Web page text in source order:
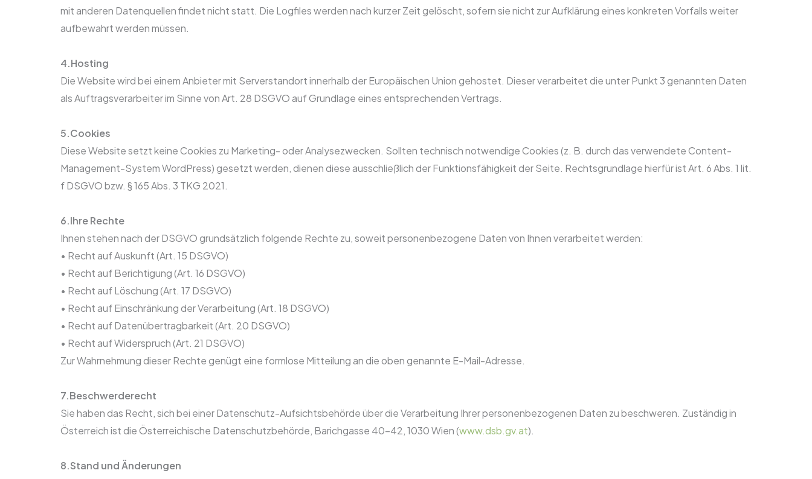
mit anderen Datenquellen findet nicht statt. Die Logfiles werden nach kurzer Zeit gelöscht, sofern sie nicht zur Aufklärung eines konkreten Vorfalls weiter
aufbewahrt werden müssen.
4.Hosting
Die Website wird bei einem Anbieter mit Serverstandort innerhalb der Europäischen Union gehostet. Dieser verarbeitet die unter Punkt 3 genannten Daten
als Auftragsverarbeiter im Sinne von Art. 28 DSGVO auf Grundlage eines entsprechenden Vertrags.
5.Cookies
Diese Website setzt keine Cookies zu Marketing- oder Analysezwecken. Sollten technisch notwendige Cookies (z. B. durch das verwendete Content-
Management-System WordPress) gesetzt werden, dienen diese ausschließlich der Funktionsfähigkeit der Seite. Rechtsgrundlage hierfür ist Art. 6 Abs. 1 lit.
f DSGVO bzw. § 165 Abs. 3 TKG 2021.
6.Ihre Rechte
Ihnen stehen nach der DSGVO grundsätzlich folgende Rechte zu, soweit personenbezogene Daten von Ihnen verarbeitet werden:
• Recht auf Auskunft (Art. 15 DSGVO)
• Recht auf Berichtigung (Art. 16 DSGVO)
• Recht auf Löschung (Art. 17 DSGVO)
• Recht auf Einschränkung der Verarbeitung (Art. 18 DSGVO)
• Recht auf Datenübertragbarkeit (Art. 20 DSGVO)
• Recht auf Widerspruch (Art. 21 DSGVO)
Zur Wahrnehmung dieser Rechte genügt eine formlose Mitteilung an die oben genannte E-Mail-Adresse.
7.Beschwerderecht
Sie haben das Recht, sich bei einer Datenschutz-Aufsichtsbehörde über die Verarbeitung Ihrer personenbezogenen Daten zu beschweren. Zuständig in
Österreich ist die Österreichische Datenschutzbehörde, Barichgasse 40–42, 1030 Wien (www.dsb.gv.at).
8.Stand und Änderungen